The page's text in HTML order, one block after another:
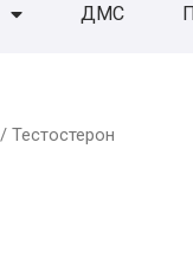
ДМС
/ Тестостерон